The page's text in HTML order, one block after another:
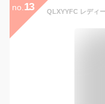
no. 13